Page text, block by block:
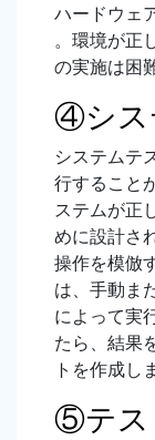
ハードウェ
。環境が正
の実施は困
④シス
システムテ
行すること
ステムが正
めに設計さ
操作を模倣
は、手動ま
によって実
たら、結果
トを作成し
⑤テス